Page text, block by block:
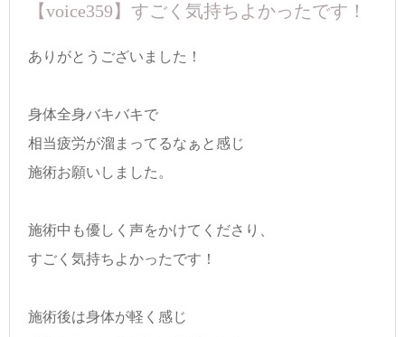
【voice359】すごく気持ちよかったです！
ありがとうございました！
身体全身バキバキで
相当疲労が溜まってるなぁと感じ
施術お願いしました。
施術中も優しく声をかけてくださり、
すごく気持ちよかったです！
施術後は身体が軽く感じ